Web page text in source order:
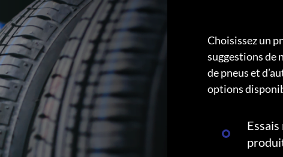
Choisissez un
suggestions de
de pneus et
options